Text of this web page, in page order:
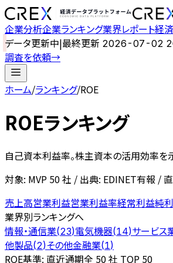
企業分析企業ランキング業界レポート経
データ更新中|最終更新 2026-07-02
調査を依頼→
ホーム/ランキング/ROE
ROEランキング
自己資本利益率。株主資本の活用効率を
対象: MVP 50社 / 出典: EDINET有報 /
売上高営業利益営業利益率経常利益純
業界別ランキングへ
情報・通信業(23)電気機器(14)サービス
他製品(2)その他金融業(1)
ROE基準: 直近通期全 50 社 TOP 50